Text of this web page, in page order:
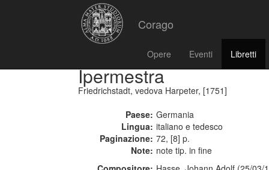
Corago
Opere Eventi Libretti
Ipermestra
Friedrichstadt, vedova Harpeter, [1751]
Paese: Germania
Lingua: italiano e tedesco
Paginazione: 72, [8] p.
Note: note tip. in fine